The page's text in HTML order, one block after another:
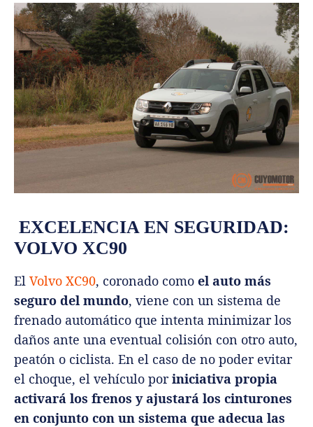
EXCELENCIA EN SEGURIDAD:
VOLVO XC90
El Volvo XC90, coronado como el auto más
seguro del mundo, viene con un sistema de
frenado automático que intenta minimizar los
daños ante una eventual colisión con otro auto,
peatón o ciclista. En el caso de no poder evitar
el choque, el vehículo poriniciativa propia
activará los frenos y ajustará los cinturones
en conjunto con un sistema que adecua las